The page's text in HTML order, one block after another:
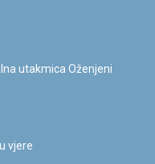
utakmica Oženjeni
vjere